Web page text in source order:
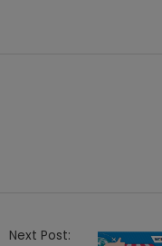
Next Post: